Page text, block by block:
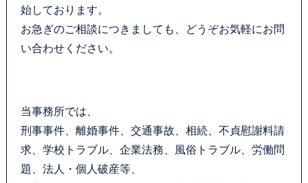
始しております。
お急ぎのご相談につきましても、どうぞお気軽にお問
い合わせください。
当事務所では、
刑事事件、離婚事件、交通事故、相続、不貞慰謝料請
求、学校トラブル、企業法務、風俗トラブル、労働問
題、法人・個人破産等、